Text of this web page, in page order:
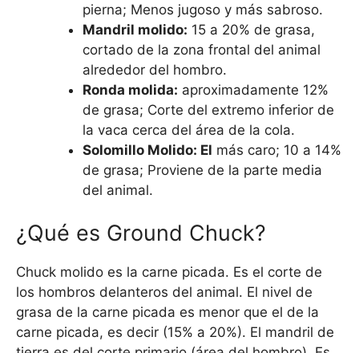
pierna; Menos jugoso y más sabroso.
Mandril molido: 15 a 20% de grasa,
cortado de la zona frontal del animal
alrededor del hombro.
Ronda molida: aproximadamente 12%
de grasa; Corte del extremo inferior de
la vaca cerca del área de la cola.
Solomillo Molido: El más caro; 10 a 14%
de grasa; Proviene de la parte media
del animal.
¿Qué es Ground Chuck?
Chuck molido es la carne picada. Es el corte de
los hombros delanteros del animal. El nivel de
grasa de la carne picada es menor que el de la
carne picada, es decir (15% a 20%). El mandril de